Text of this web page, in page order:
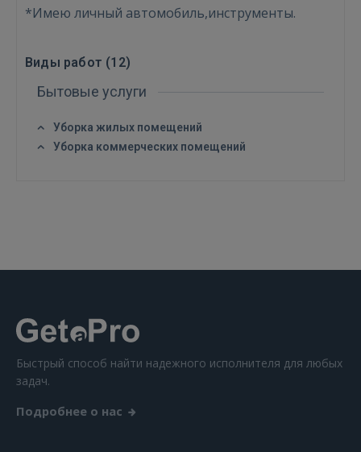
РЕГИСТРАЦИЯ
*Имею личный автомобиль,инструменты.
Виды работ (12)
Бытовые услуги
Уборка жилых помещений
Уборка коммерческих помещений
Быстрый способ найти надежного исполнителя для любых
задач.
Подробнее о нас